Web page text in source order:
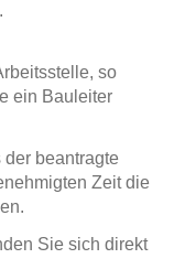
so
ein Bauleiter
beantragte
Zeit die
Sie sich direkt